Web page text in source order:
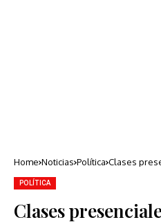
Home Noticias Política Clases
POLÍTICA
Clases